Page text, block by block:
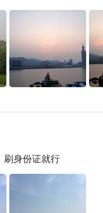
刷身份证就行